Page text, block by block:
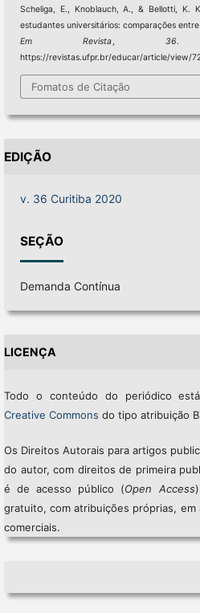
Scheliga, E., Knoblauch, A., & Bellotti, K.
estudantes universitários: comparações
Em Revista,36.
https://revistas.ufpr.br/educar/article/view/
Fomatos de Citação
EDIÇÃO
v. 36 Curitiba 2020
SEÇÃO
Demanda Contínua
LICENÇA
Todo o conteúdo do periódico
Creative Commons do tipo atribuição
Os Direitos Autorais para artigos
do autor, com direitos de primeira
é de acesso público (Open Access
gratuito, com atribuições próprias, em
comerciais.